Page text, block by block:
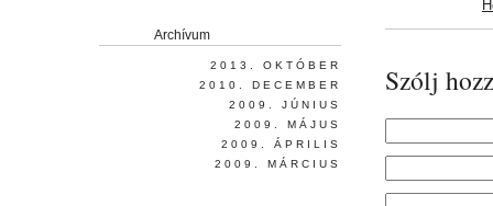
Szólj
Archívum
2013. OKTÓBER
2010. DECEMBER
2009. JÚNIUS
2009. MÁJUS
2009. ÁPRILIS
2009. MÁRCIUS